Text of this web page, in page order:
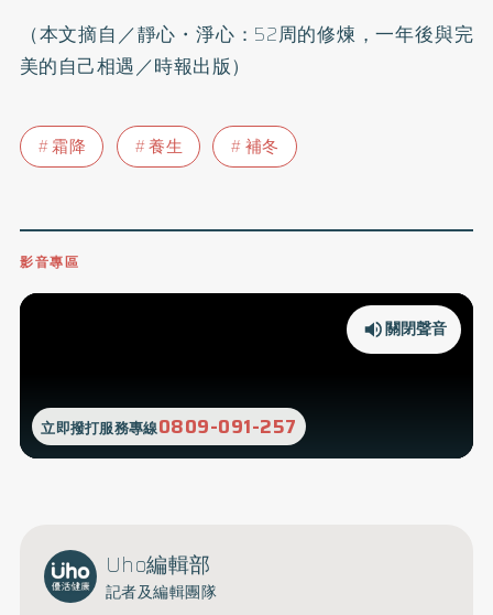
（本文摘自／靜心・淨心：52周的修煉，一年後與完
美的自己相遇／時報出版）
霜降 養生 補冬
影音專區
立即撥打服務專線0809-091-257
關閉聲音
Uho編輯部
記者及編輯團隊